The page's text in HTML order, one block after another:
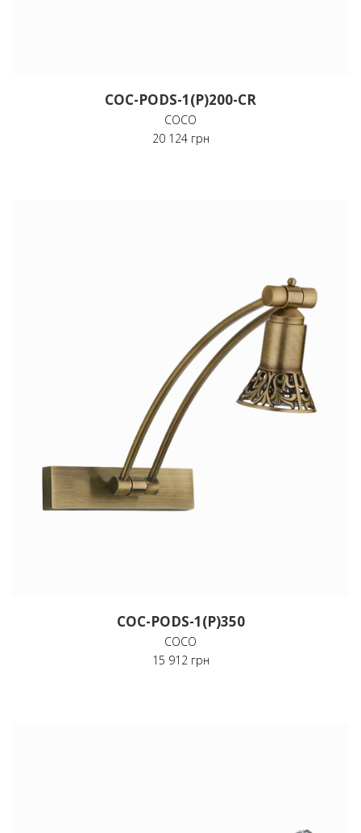
COC-PODS-1(P)200-CR
COCO
20 124 грн
COC-PODS-1(P)350
COCO
15 912 грн